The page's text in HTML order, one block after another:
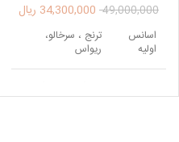
49,000,000
34,300,000 ریال
اسانس
اولیه
ترنج ، سرخالو،
ریواس
میانی
صدتومانی